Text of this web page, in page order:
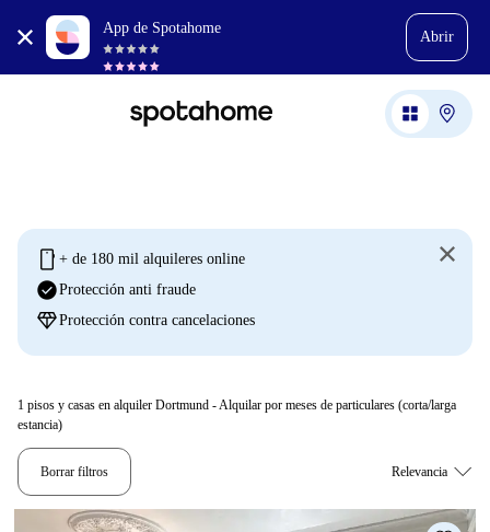
App de Spotahome
Abrir
mobile + de 180 mil alquileres online
check_circleProtección anti fraude
diamondProtección contra cancelaciones
1 pisos y casas en alquiler Dortmund - Alquilar por meses de particulares (corta/larga
estancia)
Borrar filtros